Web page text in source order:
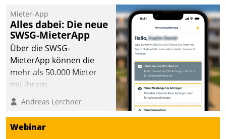
Mieter-App
Alles dabei: Die neue
SWSG-MieterApp
Über die SWSG-
MieterApp können die
mehr als 50.000 Mieter
mit ihrem
Wohnungsunternehmen
kommunizieren, auf dem
Laufenden bleiben, Daten
einsehen und ändern
Andreas Lerchner
Webinar